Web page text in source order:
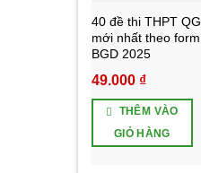
40 đề thi THPT QG
mới nhất theo form
BGD 2025
49.000 ₫
THÊM VÀO
GIỎ HÀNG